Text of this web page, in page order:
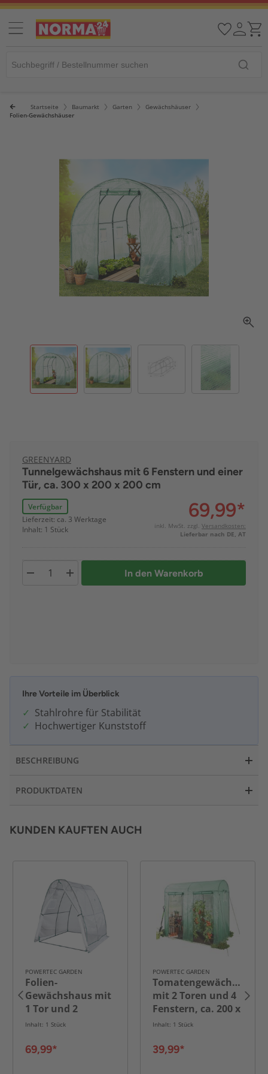
Startseite Baumarkt Garten
Gewächshäuser
Folien-Gewächshäuser
GREENYARD
Tunnelgewächshaus mit 6 Fenstern und einer
Tür, ca. 300 x 200 x 200 cm
Verfügbar
Lieferzeit: ca. 3 Werktage
Inhalt: 1 Stück
69,99*
inkl. MwSt. zzgl. Versandkosten:
Lieferbar nach DE, AT
In den Warenkorb
Ihre Vorteile im Überblick
Stahlrohre für Stabilität
Hochwertiger Kunststoff
BESCHREIBUNG
PRODUKTDATEN
KUNDEN KAUFTEN AUCH
POWERTEC GARDEN
Folien-
Gewächshaus mit
1 Tor und 2
Fenstern
Inhalt: 1 Stück
69,99*
POWERTEC GARDEN
Tomatengewächshaus
mit 2 Toren und 4
Fenstern, ca. 200 x
100 x 150/180 cm -
Inhalt: 1 Stück
39,99*